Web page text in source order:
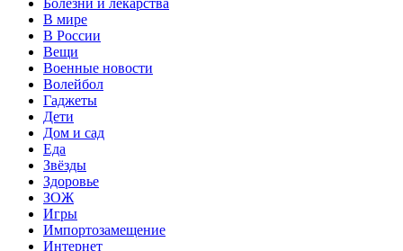
В мире
В России
Вещи
Военные новости
Волейбол
Гаджеты
Дети
Дом и сад
Еда
Звёзды
Здоровье
ЗОЖ
Игры
Импортозамещение
Интернет